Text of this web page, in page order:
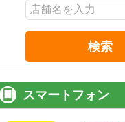
検索
スマートフォン